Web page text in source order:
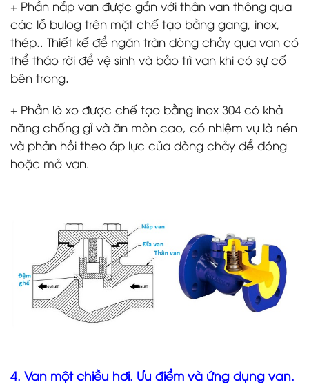
+ Phần nắp van được gắn với thân van thông qua
các lỗ bulog trên mặt chế tạo bằng gang, inox,
thép.. Thiết kế để ngăn tràn dòng chảy qua van có
thể tháo rời để vệ sinh và bảo trì van khi có sự cố
bên trong.
+ Phần lò xo được chế tạo bằng inox 304 có khả
năng chống gỉ và ăn mòn cao, có nhiệm vụ là nén
và phản hồi theo áp lực của dòng chảy để đóng
hoặc mở van.
4. Van một chiều hơi. Ưu điểm và ứng dụng van.